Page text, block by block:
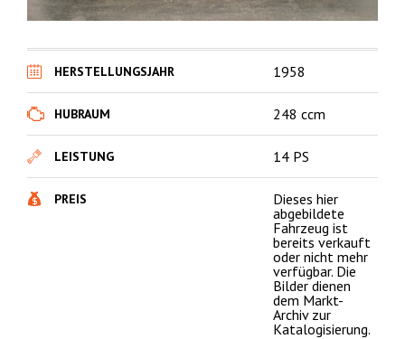
HERSTELLUNGSJAHR 1958
HUBRAUM 248 ccm
LEISTUNG 14 PS
PREIS
Dieses hier
abgebildete
Fahrzeug ist
bereits verkauft
oder nicht mehr
verfügbar. Die
Bilder dienen
dem Markt-
Archiv zur
Katalogisierung.